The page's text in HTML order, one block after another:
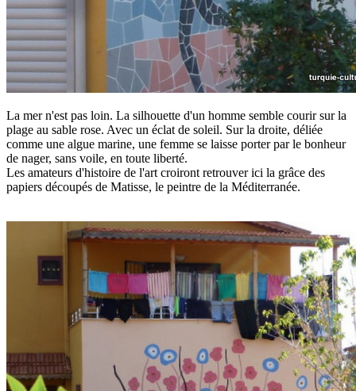
La mer n'est pas loin. La silhouette d'un homme semble courir sur la
plage au sable rose. Avec un éclat de soleil. Sur la droite, déliée
comme une algue marine, une femme se laisse porter par le bonheur
de nager, sans voile, en toute liberté.
Les amateurs d'histoire de l'art croiront retrouver ici la grâce des
papiers découpés de Matisse, le peintre de la Méditerranée.